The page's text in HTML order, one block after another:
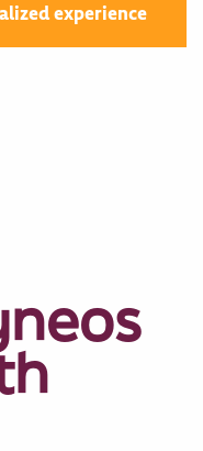
experience